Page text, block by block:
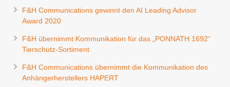
F&H Communications gewinnt den AI Leading Advisor
Award 2020
F&H übernimmt Kommunikation für das „PONNATH 1692“
Tierschutz-Sortiment
F&H Communications übernimmt die Kommunikation des
Anhängerherstellers HAPERT